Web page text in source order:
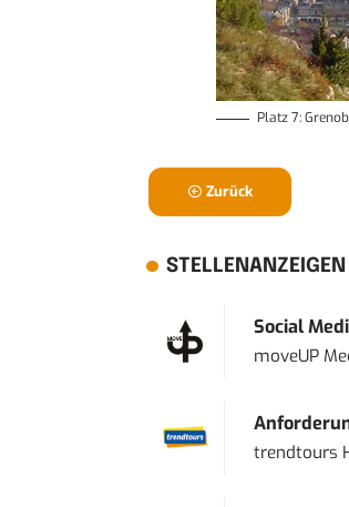
Platz 7:
Zurück
STELLENANZEIGEN
Social
moveUP
trendtours